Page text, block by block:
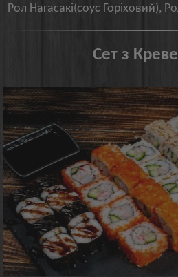
Рол Нагасакі(соус Горіховий),
Сет з